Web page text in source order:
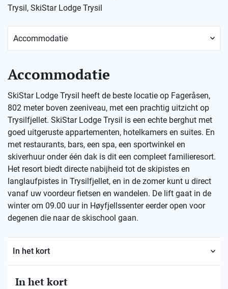
Trysil, SkiStar Lodge Trysil
Accommodatie
SkiStar Lodge Trysil heeft de beste locatie op Fageråsen,
802 meter boven zeeniveau, met een prachtig uitzicht op
Trysilfjellet. SkiStar Lodge Trysil is een echte berghut met
goed uitgeruste appartementen, hotelkamers en suites. En
met restaurants, bars, een spa, een sportwinkel en
skiverhuur onder één dak is dit een compleet familieresort.
Het resort biedt directe nabijheid tot de skipistes en
langlaufpistes in Trysilfjellet, en in de zomer kunt u direct
vanaf uw voordeur fietsen en wandelen. De lift gaat in de
winter om 09.00 uur in Høyfjellssenter eerder open voor
degenen die naar de skischool gaan.
In het kort
In het kort